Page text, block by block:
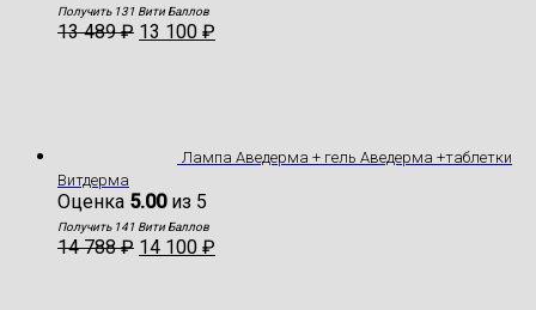
Получить 131 Вити Баллов
13 489₽ 13 100 ₽
Лампа Аведерма + гель Аведерма +таблетки
Витдерма
Оценка 5.00из 5
Получить 141 Вити Баллов
14 788₽ 14 100 ₽